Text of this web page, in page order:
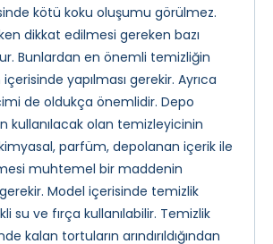
kötü koku oluşumu görülmez.
dikkat edilmesi gereken bazı
Bunlardan en önemli temizliğin
yapılması gerekir. Ayrıca
de oldukça önemlidir. Depo
kullanılacak olan temizleyicinin
parfüm, depolanan içerik ile
muhtemel bir maddenin
Model içerisinde temizlik
su ve fırça kullanılabilir. Temizlik
kalan tortuların arındırıldığından